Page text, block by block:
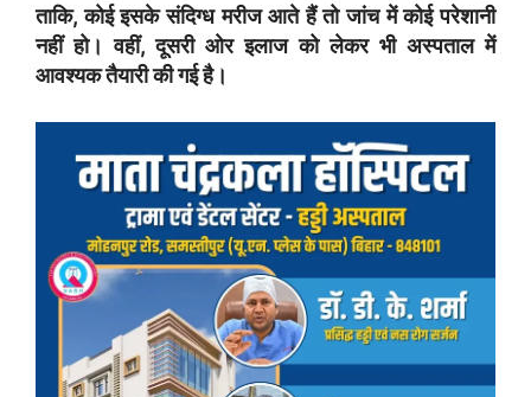
ताकि, कोई इसके संदिग्ध मरीज आते हैं तो जांच में कोई परेशानी
नहीं हो। वहीं, दूसरी ओर इलाज को लेकर भी अस्पताल में
आवश्यक तैयारी की गई है।